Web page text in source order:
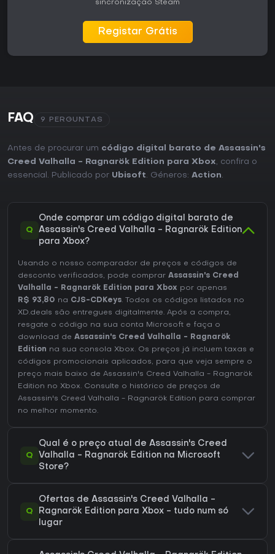
sincronização Steam
Registar Grátis
FAQ 9 PERGUNTAS
Antes de procurar um código digital barato de Assassin's
Creed Valhalla - Ragnarök Edition para Xbox, confira o
essencial. Publicado por Ubisoft. Géneros: Action.
Q
Onde comprar um código digital barato de
Assassin's Creed Valhalla - Ragnarök Edition
para Xbox?
Usando o nosso comparador de preços e códigos de
desconto verificados, pode comprar Assassin's Creed
Valhalla - Ragnarök Edition para Xbox por apenas
R$ 93,80 na CJS-CDKeys. Todos os códigos listados no
XD.deals são entregues digitalmente. Após a compra,
resgate o código na sua conta Microsoft e faça o
download de Assassin's Creed Valhalla - Ragnarök
Edition na sua consola Xbox. Os preços já incluem taxas e
códigos promocionais aplicados, para que veja sempre o
preço mais baixo de Assassin's Creed Valhalla - Ragnarök
Edition no Xbox. Consulte o histórico de preços de
Assassin's Creed Valhalla - Ragnarök Edition para comprar
no melhor momento.
Q
Qual é o preço atual de Assassin's Creed
Valhalla - Ragnarök Edition na Microsoft
Store?
Q
Ofertas de Assassin's Creed Valhalla -
Ragnarök Edition para Xbox - tudo num só
lugar